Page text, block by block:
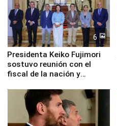
6
Presidenta Keiko Fujimori
sostuvo reunión con el
fiscal de la nación y